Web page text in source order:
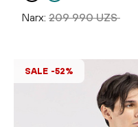
Narx: 209 990 UZS
SALE -52%